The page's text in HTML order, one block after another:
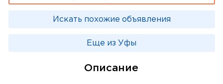
Искать похожие объявления
Еще из Уфы
Описание